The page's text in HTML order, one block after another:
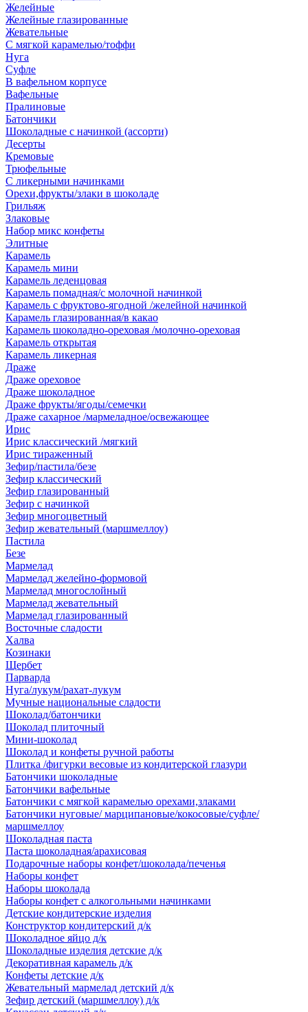
Желейные
Желейные глазированные
Жевательные
С мягкой карамелью/тоффи
Нуга
Суфле
В вафельном корпусе
Вафельные
Пралиновые
Батончики
Шоколадные с начинкой (ассорти)
Десерты
Кремовые
Трюфельные
С ликерными начинками
Орехи,фрукты/злаки в шоколаде
Грильяж
Злаковые
Набор микс конфеты
Элитные
Карамель
Карамель мини
Карамель леденцовая
Карамель помадная/с молочной начинкой
Карамель с фруктово-ягодной /желейной начинкой
Карамель глазированная/в какао
Карамель шоколадно-ореховая /молочно-ореховая
Карамель открытая
Карамель ликерная
Драже
Драже ореховое
Драже шоколадное
Драже фрукты/ягоды/семечки
Драже сахарное /мармеладное/освежающее
Ирис
Ирис классический /мягкий
Ирис тираженный
Зефир/пастила/безе
Зефир классический
Зефир глазированный
Зефир с начинкой
Зефир многоцветный
Зефир жевательный (маршмеллоу)
Пастила
Безе
Мармелад
Мармелад желейно-формовой
Мармелад многослойный
Мармелад жевательный
Мармелад глазированный
Восточные сладости
Халва
Козинаки
Щербет
Парварда
Нуга/лукум/рахат-лукум
Мучные национальные сладости
Шоколад/батончики
Шоколад плиточный
Мини-шоколад
Шоколад и конфеты ручной работы
Плитка /фигурки весовые из кондитерской глазури
Батончики шоколадные
Батончики вафельные
Батончики с мягкой карамелью орехами,злаками
Батончики нуговые/ марципановые/кокосовые/суфле/
маршмеллоу
Шоколадная паста
Паста шоколадная/арахисовая
Подарочные наборы конфет/шоколада/печенья
Наборы конфет
Наборы шоколада
Наборы конфет с алкогольными начинками
Детские кондитерские изделия
Конструктор кондитерский д/к
Шоколадное яйцо д/к
Шоколадные изделия детские д/к
Декоративная карамель д/к
Конфеты детские д/к
Жевательный мармелад детский д/к
Зефир детский (маршмеллоу) д/к